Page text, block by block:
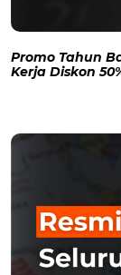
Promo Tahun
Kerja Diskon